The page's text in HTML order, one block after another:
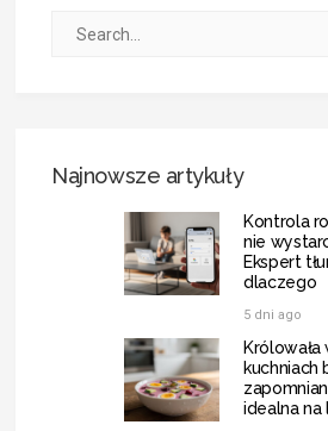
Najnowsze artykuły
Kontrola
nie
Ekspert
dlaczego
5 dni ago
Królowała
kuchniach
idealna na